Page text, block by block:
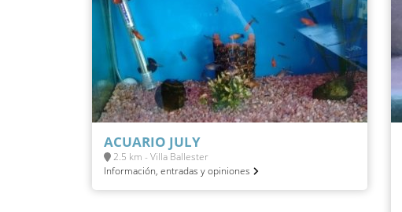
ACUARIO JULY
2.5 km - Villa Ballester
Información, entradas y opiniones